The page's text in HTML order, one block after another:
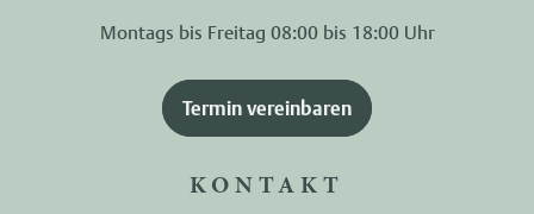
Montags bis Freitag 08:00 bis 18:00 Uhr
Termin vereinbaren
KONTAKT